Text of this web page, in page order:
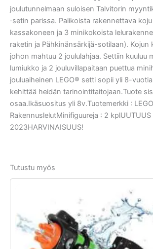
joulutunnelmaan suloisen Talvitorin
‑setin parissa. Palikoista rakennettava
kassakoneen ja 3 minikokoista
raketin ja Pähkinänsärkijä-sotilaan). Kojun
johon mahtuu 2 joululahjaa. Settiin kuuluu
lumiukko ja 2 jouluvillapaitaan puettua
jouluaiheinen LEGO® setti sopii yli 8-
kehittää heidän tarinointitaitojaan.Tuote
osaa.Ikäsuositus yli 8v.Tuotemerkki :
RakennuslelutMinifiguureja : 2 kplUUTUUS
2023HARVINAISUUS!
Tutustu myös